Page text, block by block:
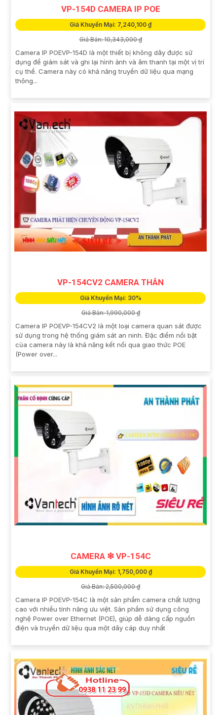
VP-154D CAMERA IP POE
Giá Khuyến Mại: 7,240,100 ₫
Giá Bán: 10,343,000 ₫
Camera IP POEVP-154D là một thiết bị không dây được sử
dụng để giám sát và ghi lại hình ảnh và âm thanh tại một vị trí
cụ thể. Camera này có khả năng truyền dữ liệu qua mạng
thông...
VP-154CV2 CAMERA THÂN
Giá Khuyến Mại: 30%
Giá Bán: 1,990,000 ₫
Camera IP POEVP-154CV2 là một loại camera quan sát được
sử dụng trong hệ thống giám sát an ninh. Đặc điểm nổi bật
của camera này là khả năng kết nối qua giao thức POE
(Power over...
CAMERA ❇ VP-154C
Giá Khuyến Mại: 1,750,000 ₫
Giá Bán: 2,500,000 ₫
Camera IP POEVP-154C là một sản phẩm camera chất lượng
cao với nhiều tính năng ưu việt. Sản phẩm sử dụng công
nghệ Power over Ethernet (POE), giúp dễ dàng cấp nguồn
điện và truyền dữ liệu qua một dây cáp duy nhất